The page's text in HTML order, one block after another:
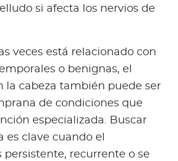
si afecta los nervios de
veces está relacionado con
o benignas, el
la cabeza también puede ser
de condiciones que
especializada. Buscar
es clave cuando el
persistente, recurrente o se